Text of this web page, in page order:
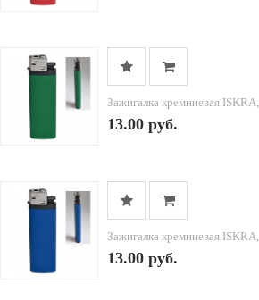
Зажигалка кремниевая
13.00 руб.
Зажигалка кремниевая
13.00 руб.